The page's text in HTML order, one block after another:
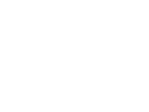
Critérios de rentabilidade fiscal das empresas e
de 1999
da Câmara Municipal de Vagos e agricultores,
de pesetas", de 6 de dezembo de 1999
p p"